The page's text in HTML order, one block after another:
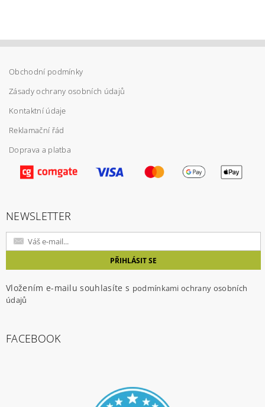
Vložením hodnocení souhlasíte s
ochrany osobních údajů
Obchodní podmínky
Zásady ochrany osobních údajů
Kontaktní údaje
Reklamační řád
Doprava a platba
NEWSLETTER
Vložením e-mailu souhlasíte s podmínkami ochrany osobních
údajů
FACEBOOK